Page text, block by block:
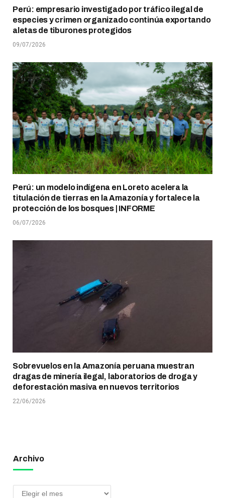
Perú: empresario investigado por tráfico ilegal de
especies y crimen organizado continúa exportando
aletas de tiburones protegidos
09/07/2026
Perú: un modelo indígena en Loreto acelera la
titulación de tierras en la Amazonía y fortalece la
protección de los bosques | INFORME
06/07/2026
Sobrevuelos en la Amazonía peruana muestran
dragas de minería ilegal, laboratorios de droga y
deforestación masiva en nuevos territorios
22/06/2026
Archivo